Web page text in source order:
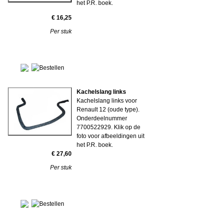
het P.R. boek.
€ 16,25
Per stuk
Kachelslang links
Kachelslang links voor
Renault 12 (oude type).
Onderdeelnummer
7700522929. Klik op de
foto voor afbeeldingen uit
het P.R. boek.
€ 27,60
Per stuk